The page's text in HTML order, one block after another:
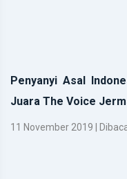
Penyanyi Asal
Juara The Voice
11 November 2019 |